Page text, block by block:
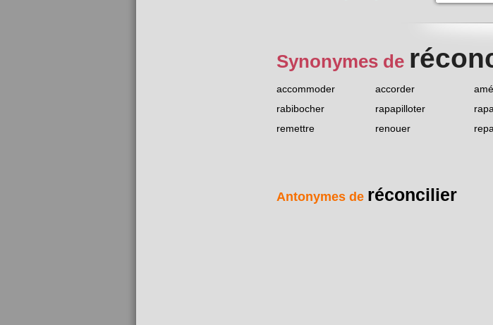
Synonymes de
accommoder accorder
rabibocher
rapapilloter
remettre
renouer
Antonymes de réconcilier